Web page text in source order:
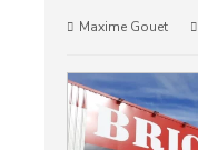
Maxime Gouet